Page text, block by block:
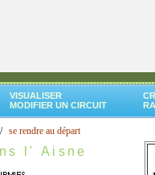
VISUALISER
MODIFIER UN CIRCUIT
se rendre au départ
l' Aisne